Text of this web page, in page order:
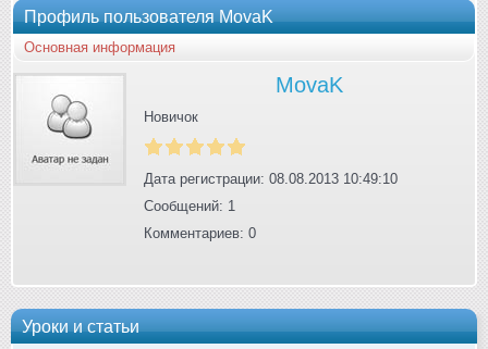
Уроки и статьи
Профиль пользователя MovaK
Основная информация
MovaK
Новичок
Дата регистрации: 08.08.2013 10:49:10
Сообщений: 1
Комментариев: 0